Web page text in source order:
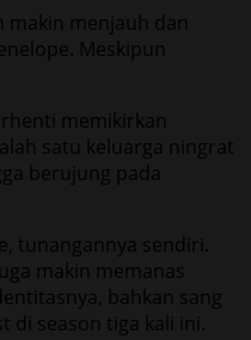
makin menjauh dan
Meskipun
memikirkan
satu keluarga ningrat
berujung pada
tunangannya sendiri.
makin memanas
bahkan sang
di season tiga kali ini.